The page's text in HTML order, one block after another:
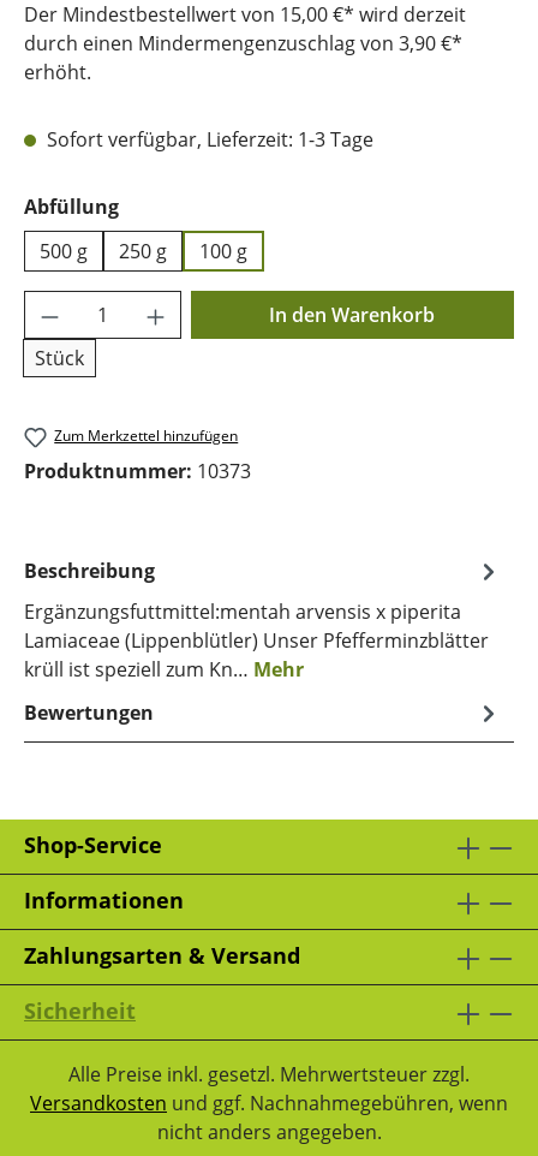
Der Mindestbestellwert von 15,00 €* wird derzeit
durch einen Mindermengenzuschlag von 3,90 €*
erhöht.
Sofort verfügbar, Lieferzeit: 1-3 Tage
Abfüllungauswählen
500 g
250 g 100 g
Produkt Anzahl: Gib den gewünschten
Stück
In den Warenkorb
Zum Merkzettel hinzufügen
Produktnummer: 10373
Beschreibung
Ergänzungsfuttmittel:mentah arvensis x piperita
Lamiaceae (Lippenblütler) Unser Pfefferminzblätter
krüll ist speziell zum Kn… Mehr
Bewertungen
Shop-Service
Informationen
Zahlungsarten & Versand
Sicherheit
Alle Preise inkl. gesetzl. Mehrwertsteuer zzgl.
Versandkosten und ggf. Nachnahmegebühren, wenn
nicht anders angegeben.